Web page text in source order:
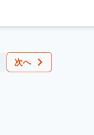
次へ